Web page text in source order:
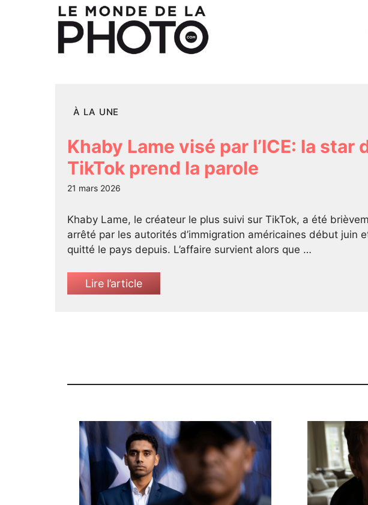
À LA UNE
Khaby Lame visé par l’ICE: la star
TikTok prend la parole
21 mars 2026
Khaby Lame, le créateur le plus suivi sur TikTok, a été
arrêté par les autorités d’immigration américaines début juin
quitté le pays depuis. L’affaire survient alors que …
Lire l’article